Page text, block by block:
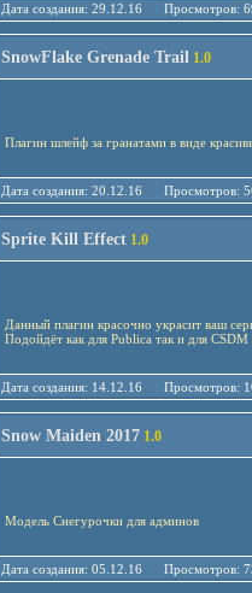
Дата создания: 29.12.16
SnowFlake Grenade Trail 1.0
Плагин шлейф за гранатами в виде
Дата создания: 20.12.16
Sprite Kill Effect 1.0
Данный плагин красочно украсит ваш
Подойдёт как для Publica так и для CSDM
Дата создания: 14.12.16
Snow Maiden 2017 1.0
Модель Снегурочки для админов
Дата создания: 05.12.16